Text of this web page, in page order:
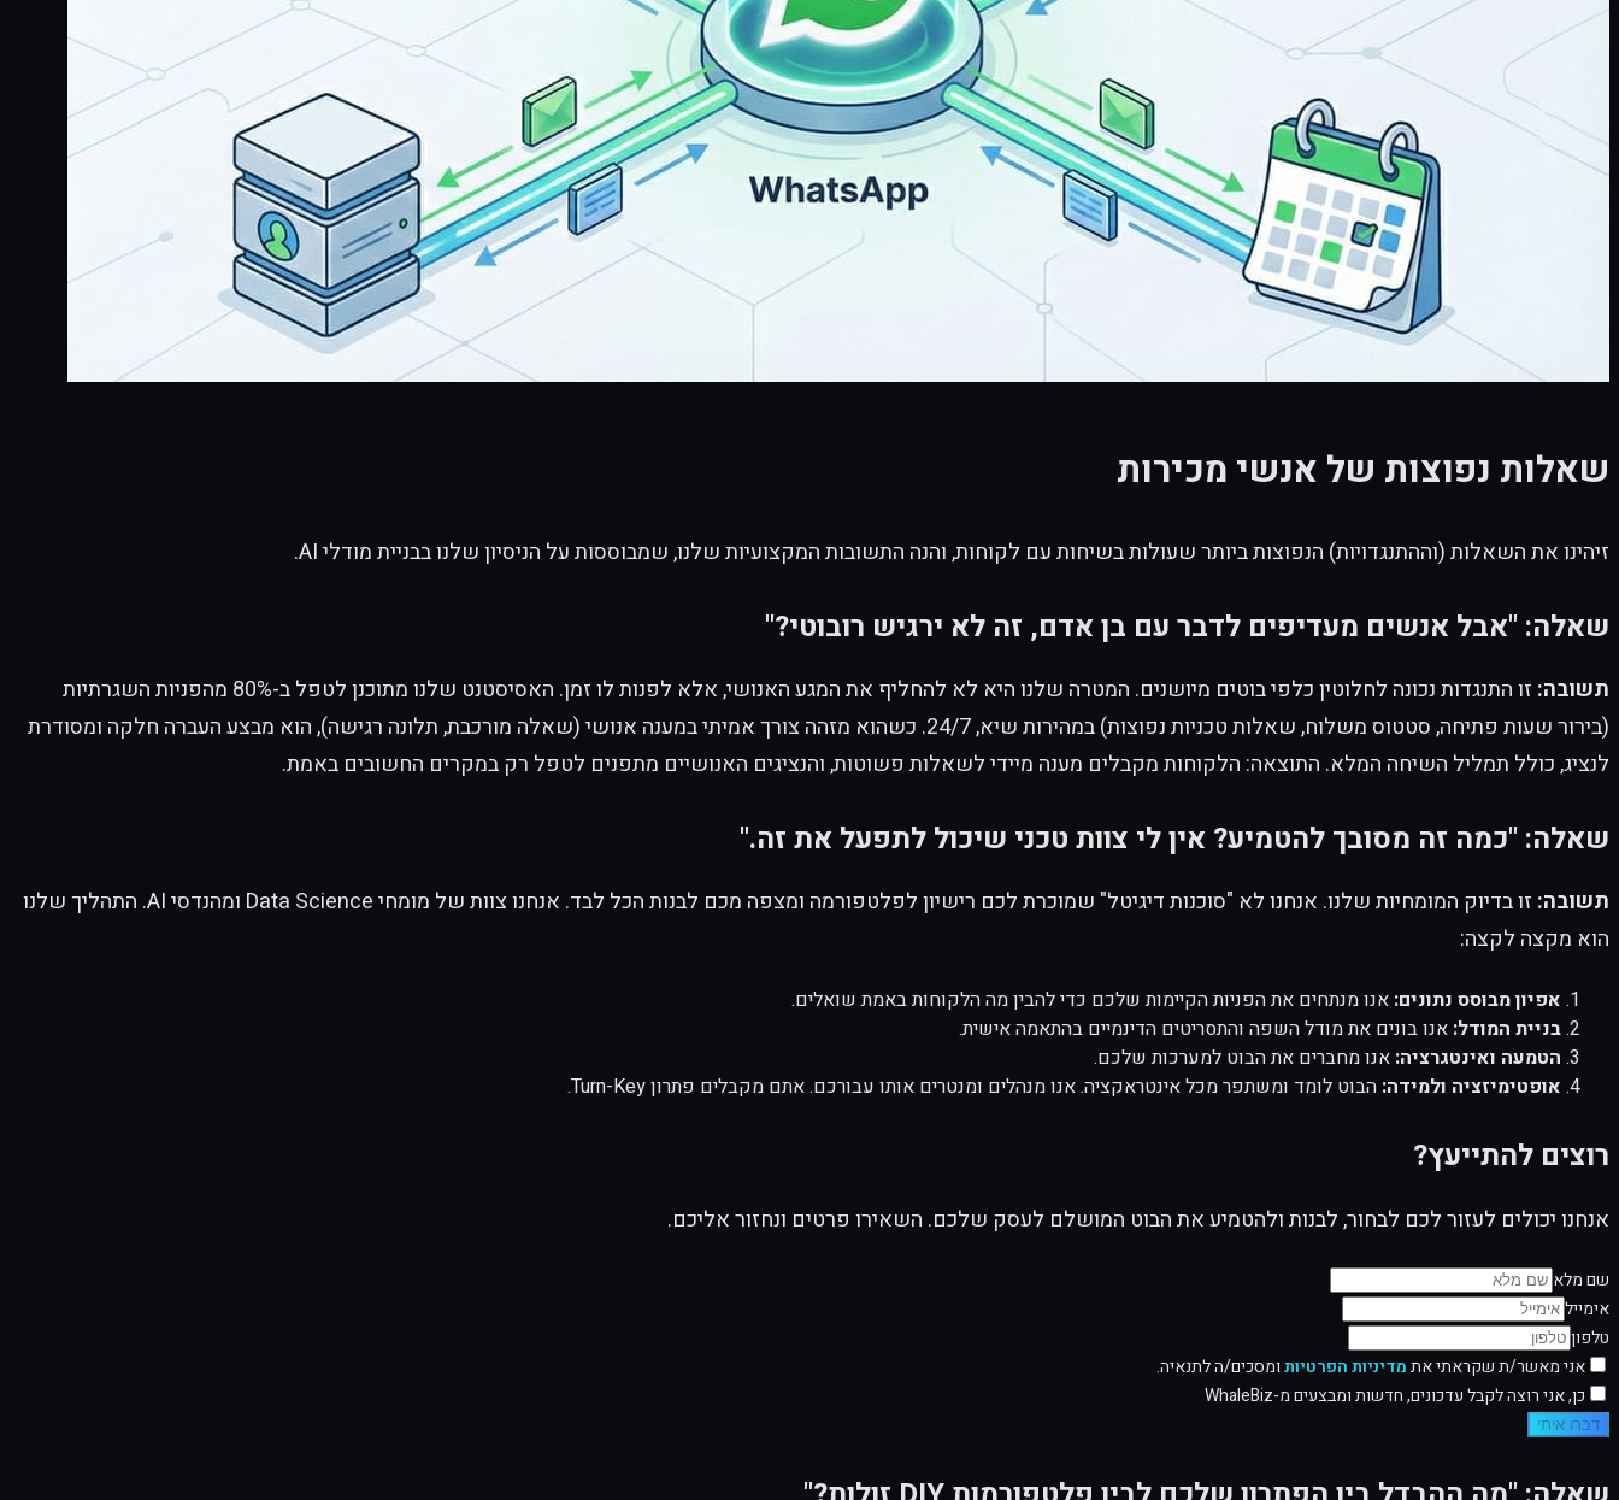
שאלות נפוצות של אנשי מכירות
זיהינו את השאלות (וההתנגדויות) הנפוצות ביותר שעולות בשיחות עם לקוחות, והנה התשובות המקצועיות שלנו, שמבוססות על הניסיון שלנו בבניית מודלי AI.
שאלה: "אבל אנשים מעדיפים לדבר עם בן אדם, זה לא ירגיש רובוטי?"
תשובה: זו התנגדות נכונה לחלוטין כלפי בוטים מיושנים
. המטרה שלנו היא לא להחליף את המגע האנושי, אלא לפנות לו זמן. האסיסטנט שלנו מתוכנן לטפל ב-80% מהפניות השגרתיות
(בירור שעות פתיחה, סטטוס משלוח, שאלות טכניות נפוצות) במהירות שיא, 24/7. כשהוא מזהה צורך אמיתי במענה אנושי (שאלה מורכבת, תלונה רגישה), הוא מבצע העברה חלקה ומסודרת
לנציג, כולל תמליל השיחה המלא. התוצאה: הלקוחות מקבלים מענה מיידי לשאלות פשוטות, והנציגים האנושיים מתפנים לטפל רק במקרים החשובים באמת.
שאלה: "כמה זה מסובך להטמיע? אין לי צוות טכני שיכול לתפעל את זה."
תשובה:
זו בדיוק המומחיות שלנו. אנחנו לא "סוכנות דיגיטל" שמוכרת לכם רישיון לפלטפורמה ומצפה מכם לבנות הכל לבד. אנחנו צוות של מומחי Data Science ומהנדסי AI. התהליך שלנו
הוא מקצה לקצה:
אפיון מבוסס נתונים: אנו מנתחים את הפניות הקיימות שלכם כדי להבין מה הלקוחות באמת שואלים.
בניית המודל: אנו בונים את מודל השפה והתסריטים הדינמיים בהתאמה אישית.
הטמעה ואינטגרציה: אנו מחברים את הבוט למערכות שלכם.
אופטימיזציה ולמידה: הבוט לומד ומשתפר מכל אינטראקציה. אנו מנהלים ומנטרים אותו עבורכם. אתם מקבלים פתרון Turn-Key.
רוצים להתייעץ?
אנחנו יכולים לעזור לכם לבחור, לבנות ולהטמיע את הבוט המושלם לעסק שלכם. השאירו פרטים ונחזור אליכם.
שם מלא
אימייל
טלפון
אני מאשר/ת שקראתי אתמדיניות הפרטיותומסכים/ה לתנאיה.
כן, אני רוצה לקבל עדכונים, חדשות ומבצעים מ-WhaleBiz
דברו איתי